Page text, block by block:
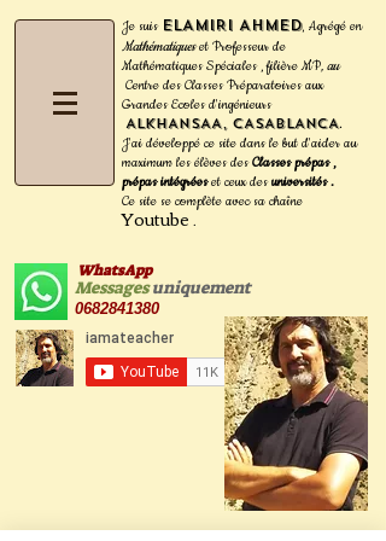
Je suis ELAMIRI Ahmed, Agrégé en
Mathématiqueset Professeur de
Mathématiques Spéciales , filière MP, au
Centre des Classes Préparatoires aux
Grandes Ecoles d'ingénieurs
ALKHANSAA, CASABLANCA.
J'ai développé ce site dans le but d'aider au
maximum lesélèves desClasses prépas ,
prépas intégréeset ceux desuniversités .
Ce site se complète avec sa chaîne
Youtube .
WhatsApp
Messagesuniquement
0682841380